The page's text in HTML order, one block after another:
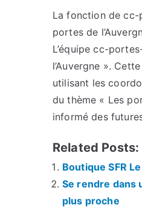
La fonction de cc-
portes de
L’équipe cc-
l’Auvergne ».
utilisant les
du thème « Les
informé des
Related Posts:
Boutique SFR
Se rendre dans
plus proche